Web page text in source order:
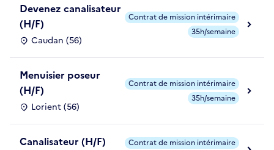
Devenez canalisateur
(H/F)
Caudan (56)
Contrat de mission intérimaire
35h/semaine
Menuisier poseur
(H/F)
Lorient (56)
Contrat de mission intérimaire
35h/semaine
Canalisateur (H/F)
Contrat de mission intérimaire